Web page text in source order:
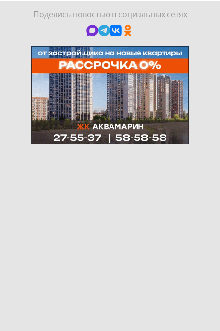
Поделись новостью в социальных сетях